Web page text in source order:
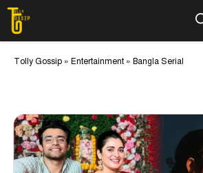
Skip
content
Tolly Gossip » Entertainment » Bangla Serial